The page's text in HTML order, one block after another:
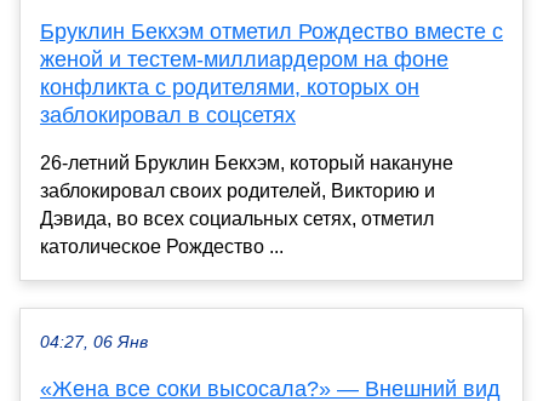
Бруклин Бекхэм отметил Рождество вместе с
женой и тестем-миллиардером на фоне
конфликта с родителями, которых он
заблокировал в соцсетях
26-летний Бруклин Бекхэм, который накануне
заблокировал своих родителей, Викторию и
Дэвида, во всех социальных сетях, отметил
католическое Рождество ...
04:27, 06 Янв
«Жена все соки высосала?» — Внешний вид